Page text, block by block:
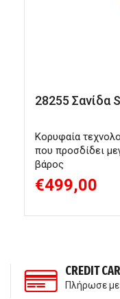
28255 Σανίδα
Κορυφαία
που προσδίδει
βάρος
€499,00
CREDIT
Πλήρωσε με